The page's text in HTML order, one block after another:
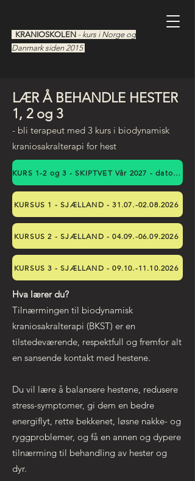
KRANIOSKOLEN - kurs i Norge og
Danmark siden 2015
LÆR Å BEHANDLE HESTER
1, 2 og 3
- bli terapeut med 3 kurs i biodynamisk
kraniosakralterapi for hest
KURS 1-2 og 3 - SKIPTVET Vår 2027 - datoer kommer
KURSUS 1 - SJÆLLAND - 31.07.-02.08.2026
KURSUS 2 - SJÆLLAND - 04.09.-06.09.2026
KURSUS 3 - SJÆLLAND - 09.10.-11.10.2026
Hva lærer du?
Tilnærmingen til biodynamisk
kraniosakralterapi (BKST) er en
tilstedeværende, respektfull og fremfor alt
en sansende kontakt med hestene.
Du vil lære å balansere hestene, redusere
stress-symptomer, gi dem en bedre
energiflyt, rette bekkenet, løsne nakke- og
ryggproblemer, og få en annen og dypere
tilnærming til behandling av hester og
dyr.